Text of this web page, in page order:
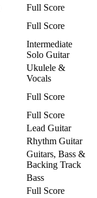
Full Score
Full Score
Intermediate
Solo Guitar
Ukulele &
Vocals
Full Score
Full Score
Lead Guitar
Rhythm Guitar
Guitars, Bass &
Backing Track
Bass
Full Score